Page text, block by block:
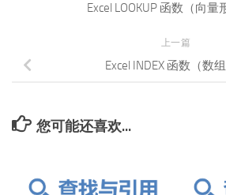
Excel LOOKUP 函数（向量
上一篇
Excel INDEX 函数（数组
您可能还喜欢...